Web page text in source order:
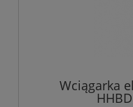
Wciągarka